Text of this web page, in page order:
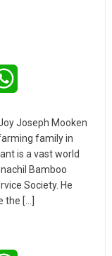
Joy Joseph Mooken
family in
is a vast world
Bamboo
Society. He
[…]